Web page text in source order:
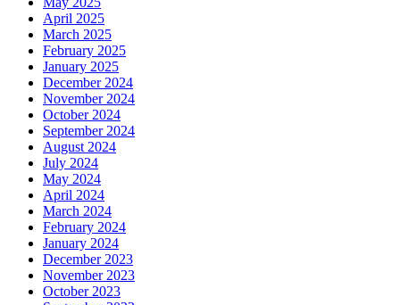
April 2025
March 2025
February 2025
January 2025
December 2024
November 2024
October 2024
September 2024
August 2024
July 2024
May 2024
April 2024
March 2024
February 2024
January 2024
December 2023
November 2023
October 2023